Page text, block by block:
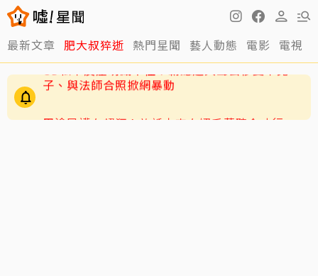
最新文章 肥大叔猝逝 熱門星聞 藝人動態 電影 電視